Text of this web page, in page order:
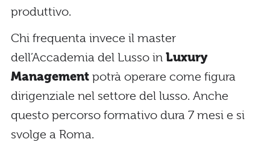
produttivo.
Chi frequenta invece il master
dell’Accademia del Lusso in Luxury
Management potrà operare come figura
dirigenziale nel settore del lusso. Anche
questo percorso formativo dura 7 mesi e si
svolge a Roma.